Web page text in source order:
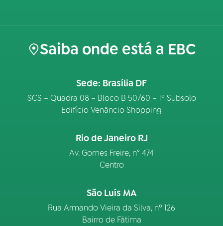
Saiba onde está a EBC
Sede: Brasília DF
SCS – Quadra 08 – Bloco B 50/60 – 1º Subsolo
Edifício Venâncio Shopping
Rio de Janeiro RJ
Av. Gomes Freire, n° 474
Centro
São Luís MA
Rua Armando Vieira da Silva, nº 126
Bairro de Fátima